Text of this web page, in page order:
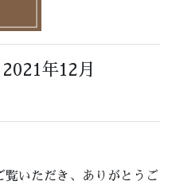
年12月
いただき、ありがとうご